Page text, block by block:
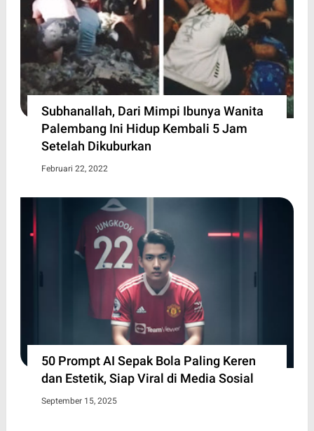
Subhanallah, Dari Mimpi Ibunya Wanita
Palembang Ini Hidup Kembali 5 Jam
Setelah Dikuburkan
Februari 22, 2022
50 Prompt AI Sepak Bola Paling Keren
dan Estetik, Siap Viral di Media Sosial
September 15, 2025